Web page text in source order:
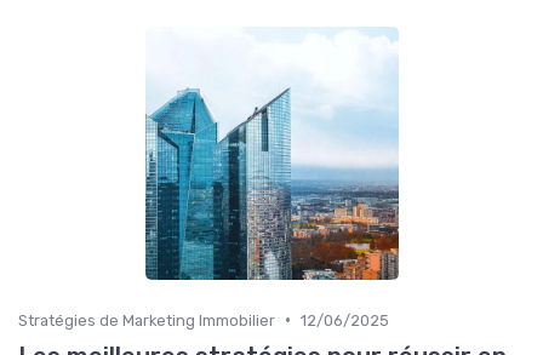
Stratégies de Marketing Immobilier • 12/06/2025